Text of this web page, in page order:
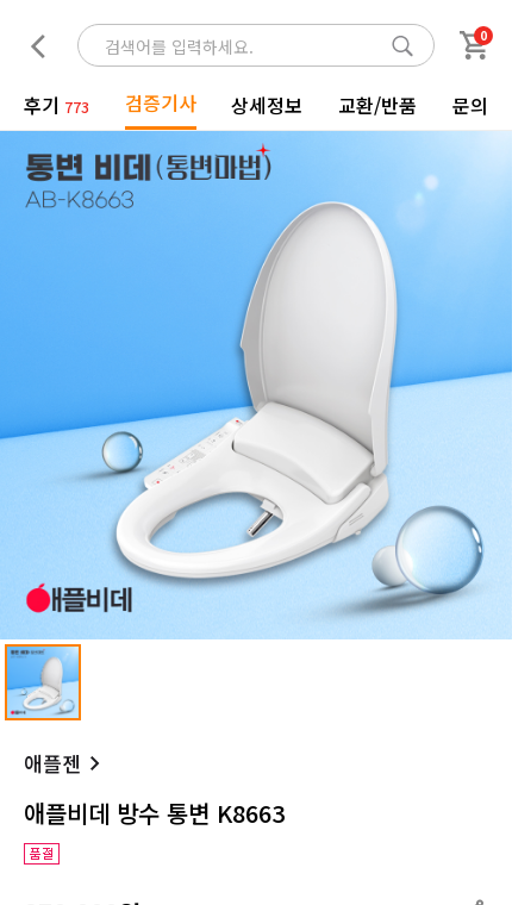
0
후기 773 검증기사 상세정보 교환/반품 문의
애플젠
애플비데 방수 통변 K8663